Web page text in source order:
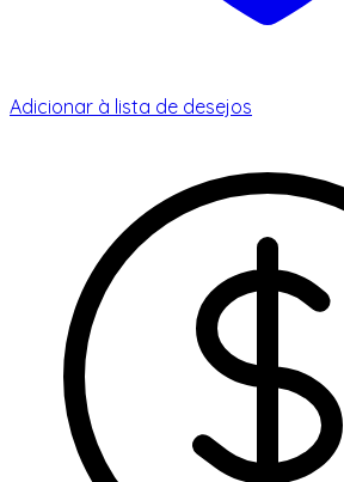
Adicionar à lista de desejos